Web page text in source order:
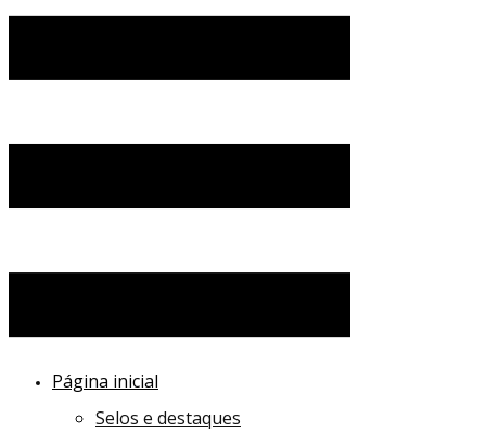
Página inicial
Selos e destaques